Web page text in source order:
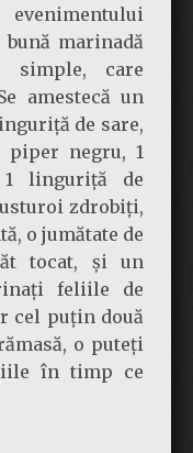
marinadă
simple, care
amestecă un
de sare,
piper negru, 1
linguriță de
zdrobiți,
o jumătate de
tocat, și un
feliile de
cel puțin două
o puteți
în timp ce